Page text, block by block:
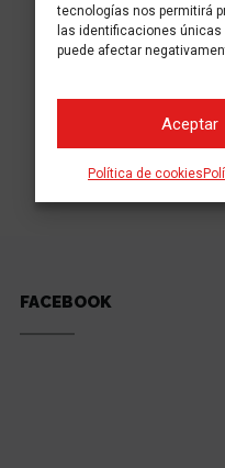
tecnologías nos permitirá
las identificaciones
puede afectar
Aceptar
Política de cookies
FACEBOOK